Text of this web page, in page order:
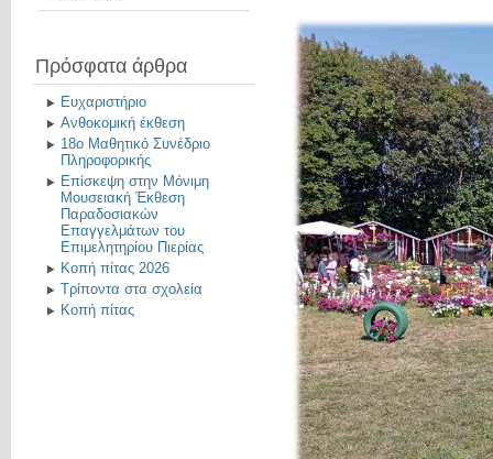
Πρόσφατα άρθρα
Ευχαριστήριο
Ανθοκομική έκθεση
18ο Μαθητικό Συνέδριο
Πληροφορικής
Επίσκεψη στην Μόνιμη
Μουσειακή Έκθεση
Παραδοσιακών
Επαγγελμάτων του
Επιμελητηρίου Πιερίας
Κοπή πίτας 2026
Τρίποντα στα σχολεία
Κοπή πίτας